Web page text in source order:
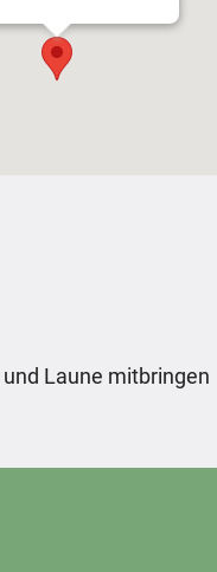
Laune mitbringen